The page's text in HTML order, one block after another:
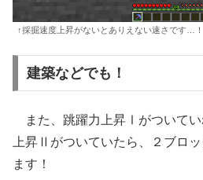
↑採掘速度上昇がないとありえない速さです…！
建築などでも！
また、跳躍力上昇Ⅰがついてい
上昇Ⅱがついていたら、２ブロ
ます！